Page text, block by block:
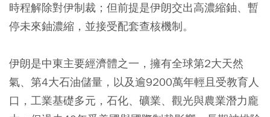
時程解除對伊制裁；但前提是伊朗交出高濃縮鈾、暫
停未來鈾濃縮，並接受配套查核機制。
伊朗是中東主要經濟體之一，擁有全球第2大天然
氣、第4大石油儲量，以及逾9200萬年輕且受教育人
口，工業基礎多元，石化、礦業、觀光與農業潛力龐